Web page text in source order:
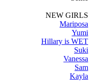
NEW GIRLS
Mariposa
Yumi
Hillary is WET
Suki
Vanessa
Sam
Kayla